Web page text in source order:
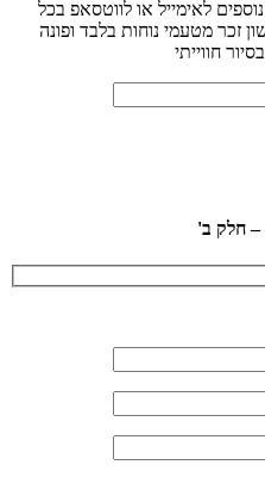
לאימייל או לווטסאפ בכל
זכר מטעמי נוחות בלבד ופונה
חווייתי
– חלק ב'